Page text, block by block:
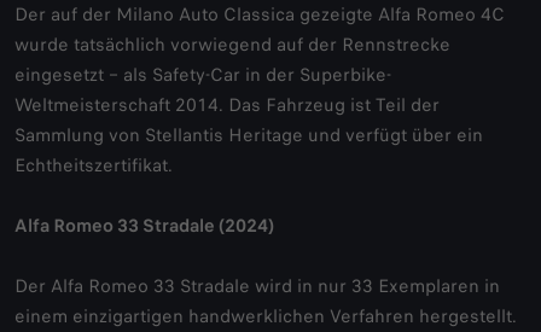
Der auf der Milano Auto Classica gezeigte Alfa Romeo 4C
wurde tatsächlich vorwiegend auf der Rennstrecke
eingesetzt – als Safety-Car in der Superbike-
Weltmeisterschaft 2014. Das Fahrzeug ist Teil der
Sammlung von Stellantis Heritage und verfügt über ein
Echtheitszertifikat.
Alfa Romeo 33 Stradale (2024)
Der Alfa Romeo 33 Stradale wird in nur 33 Exemplaren in
einem einzigartigen handwerklichen Verfahren hergestellt.